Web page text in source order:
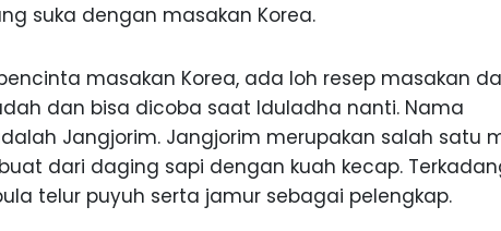
suka dengan masakan Korea.
masakan Korea, ada loh resep masakan
dan bisa dicoba saat Iduladha nanti. Nama
Jangjorim. Jangjorim merupakan salah satu
dari daging sapi dengan kuah kecap.
telur puyuh serta jamur sebagai pelengkap.